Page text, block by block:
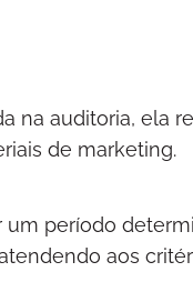
na auditoria, ela
de marketing.
um período
aos